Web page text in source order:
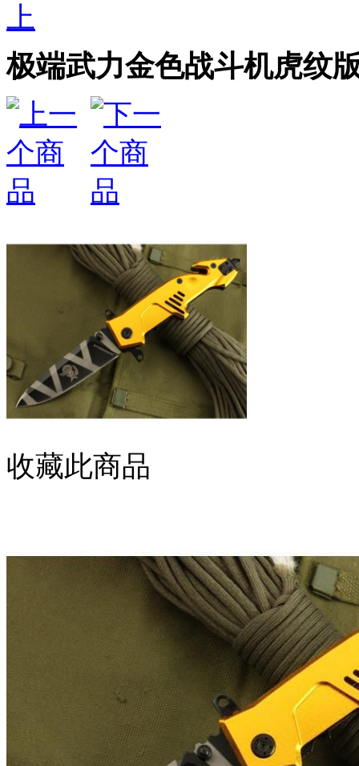
上
极端武力金色战斗机虎纹
收藏此商品